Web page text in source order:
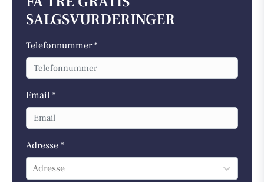
SALGSVURDERINGER
Telefonnummer *
Email *
Adresse *
Adresse